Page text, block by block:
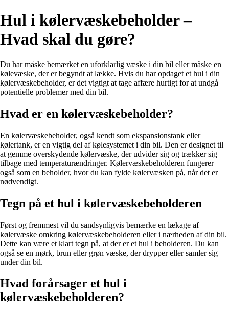
Hul i kølervæskebeholder –
Hvad skal du gøre?
Du har måske bemærket en uforklarlig væske i din bil eller måske en
kølevæske, der er begyndt at lække. Hvis du har opdaget et hul i din
kølervæskebeholder, er det vigtigt at tage affære hurtigt for at undgå
potentielle problemer med din bil.
Hvad er en kølervæskebeholder?
En kølervæskebeholder, også kendt som ekspansionstank eller
kølertank, er en vigtig del af kølesystemet i din bil. Den er designet til
at gemme overskydende kølervæske, der udvider sig og trækker sig
tilbage med temperaturændringer. Kølervæskebeholderen fungerer
også som en beholder, hvor du kan fylde kølervæsken på, når det er
nødvendigt.
Tegn på et hul i kølervæskebeholderen
Først og fremmest vil du sandsynligvis bemærke en lækage af
kølervæske omkring kølervæskebeholderen eller i nærheden af din bil.
Dette kan være et klart tegn på, at der er et hul i beholderen. Du kan
også se en mørk, brun eller grøn væske, der drypper eller samler sig
under din bil.
Hvad forårsager et hul i
kølervæskebeholderen?